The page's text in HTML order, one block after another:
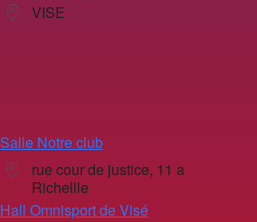
VISE
Salle Notre club
rue cour de justice, 11 a
Richellle
Hall Omnisport de Visé